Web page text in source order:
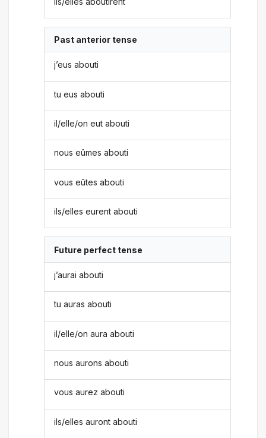
Past anterior tense
j’eus abouti
tu eus abouti
il/elle/on eut abouti
nous eûmes abouti
vous eûtes abouti
ils/elles eurent abouti
Future perfect tense
j’aurai abouti
tu auras abouti
il/elle/on aura abouti
nous aurons abouti
vous aurez abouti
ils/elles auront abouti